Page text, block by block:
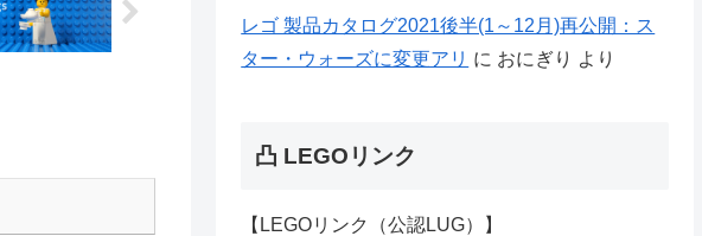
レゴ 製品カタログ2021後半(1～12月)再公開：ス
ター・ウォーズに変更アリ に おにぎり より
凸 LEGOリンク
【LEGOリンク（公認LUG）】